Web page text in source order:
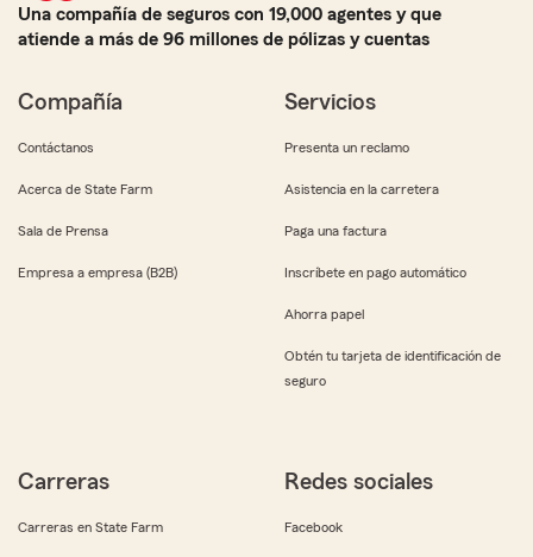
Una compañía de seguros con 19,000 agentes y que
atiende a más de 96 millones de pólizas y cuentas
Compañía
Contáctanos
Acerca de State Farm
Sala de Prensa
Empresa a empresa (B2B)
Servicios
Presenta un reclamo
Asistencia en la carretera
Paga una factura
Inscríbete en pago automático
Ahorra papel
Obtén tu tarjeta de identificación de
seguro
Carreras
Carreras en State Farm
Redes sociales
Facebook